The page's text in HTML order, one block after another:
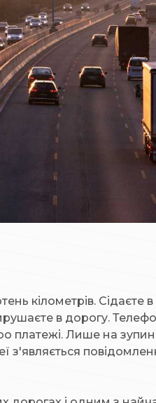
кілометрів.
в дорогу.
платежі. Лише на
з'являється